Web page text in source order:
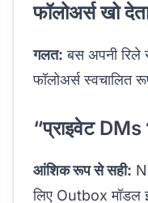
फॉलोअर्स खो
गलत: बस अपनी
फॉलोअर्स
“प्राइवेट
आंशिक रूप से सही:
लिए Outbox मॉडल